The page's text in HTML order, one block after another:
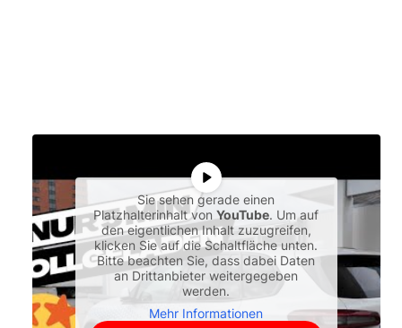
Sie sehen gerade einen
Platzhalterinhalt vonYouTube. Um auf
den eigentlichen Inhalt zuzugreifen,
klicken Sie auf die Schaltfläche unten.
Bitte beachten Sie, dass dabei Daten
an Drittanbieter weitergegeben
werden.
Mehr Informationen